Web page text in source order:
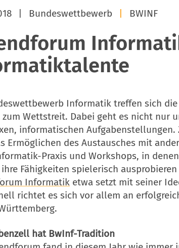
Bundeswettbewerb BWINF
Informatik treffen sich
Wettstreit. Dabei geht es nicht nur
informatischen Aufgabenstellungen.
Ermöglichen des Austausches mit
Praxis und Workshops, in
Fähigkeiten spielerisch
Informatik etwa setzt mit seiner
richtet es sich vor allem an
hat BwInf-Tradition